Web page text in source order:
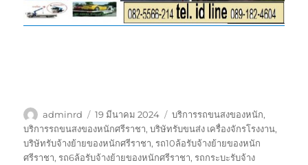
ผู้
เขียน
adminrd
เขียน
เมื่อ
19 มีนาคม 2024
ป้าย
กำกับ
บริการรถขนสงของหนัก,
บริการรถขนสงของหนักศรีราชา,บริษัทรับขนส่ง เครื่องจักรโรงงาน,
บริษัทรับจ้างย้ายของหนักศรีราชา,รถ10ล้อรับจ้างย้ายของหนัก
ศรีราชา,รถ6ล้อรับจ้างย้ายของหนักศรีราชา,รถกระบะรับจ้าง